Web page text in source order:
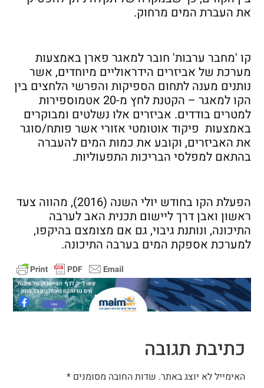
את העברת המים מרחוק.
קו 'מחבר ערבות' חובר למאגר פארן באמצעות
מערכת של אביזרים הידראוליים מיוחדים, אשר
נותנים מענה לתחום הספיקות והפרשי הלחצים בין
הקו למאגר – הקטנת לחץ מ-20 אטמוספירות
למטרים בודדים. אביזרים אלו נשלטים ומבוקרים
באמצעות פיקוד אוטומטי אזורי אשר פותח/סוגר
את האביזרים, וקובע את כמות המים להעברה
בהתאם למפלסי הבריכות התפעוליות.
הפעלת הקו בחודש יולי השנה (2016), מהווה צעד
ראשון ואבן דרך ליישום תכנית האב לערבה
התיכונה, ונותנת גיבוי, גם אם מצומצם בהיקפו,
למערכת אספקת המים בערבה התיכונה.
כתיבת תגובה
האימייל לא יוצג באתר. שדות החובה מסומנים *